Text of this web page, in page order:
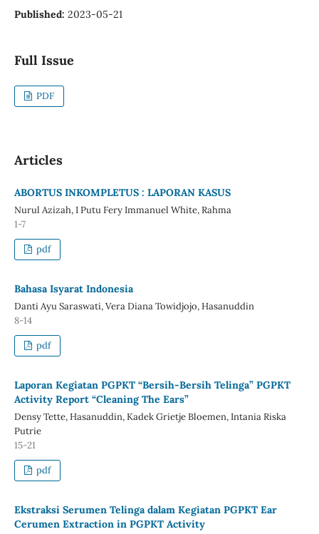
Published: 2023-05-21
Full Issue
PDF
Articles
ABORTUS INKOMPLETUS : LAPORAN KASUS
Nurul Azizah, I Putu Fery Immanuel White, Rahma
1-7
pdf
Bahasa Isyarat Indonesia
Danti Ayu Saraswati, Vera Diana Towidjojo, Hasanuddin
8-14
pdf
Laporan Kegiatan PGPKT “Bersih-Bersih Telinga” PGPKT
Activity Report “Cleaning The Ears”
Densy Tette, Hasanuddin, Kadek Grietje Bloemen, Intania Riska
Putrie
15-21
pdf
Ekstraksi Serumen Telinga dalam Kegiatan PGPKT Ear
Cerumen Extraction in PGPKT Activity